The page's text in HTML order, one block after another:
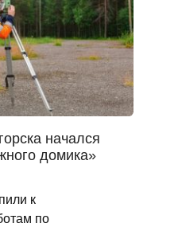
начался
домика»
к
по